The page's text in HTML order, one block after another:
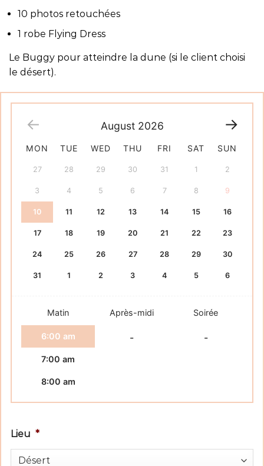
10 photos retouchées
1 robe Flying Dress
Le Buggy pour atteindre la dune (si le client choisi
le désert).
August 2026
MON TUE WED THU FRI SAT SUN
27 28 29 30 31 1 2
3 4 5 6 7 8 9
10 11 12 13 14 15 16
17 18 19 20 21 22 23
24 25 26 27 28 29 30
31 1 2 3 4 5 6
Matin
6:00 am
7:00 am
8:00 am
Après-midi
-
Soirée
-
Lieu *